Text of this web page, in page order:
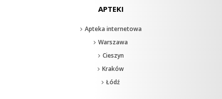
APTEKI
Apteka internetowa
Warszawa
Cieszyn
Kraków
Łódź